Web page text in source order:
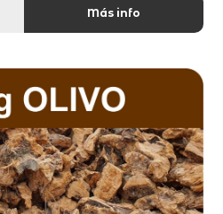
Más info